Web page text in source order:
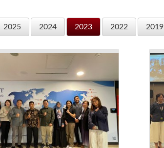
2025 2024 2023 2022 2019